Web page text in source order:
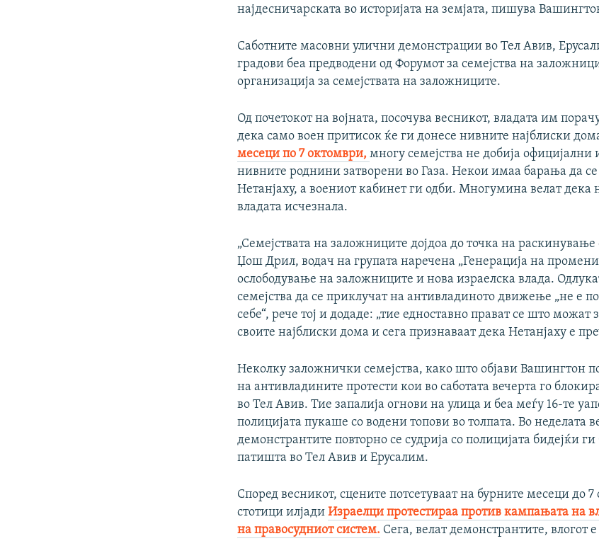
најдесничарската во историјата на земјата, пишува
Саботните масовни улични демонстрации во Тел Авив,
градови беа предводени од Форумот за семејства на
организација за семејствата на заложниците.
Од почетокот на војната, посочува весникот, владата им
дека само воен притисок ќе ги донесе нивните најблиски
месеци по 7 октомври,многу семејства не добија
нивните роднини затворени во Газа. Некои имаа барања да се
Нетанјаху, а воениот кабинет ги одби. Многумина велат дека
владата исчезнала.
„Семејствата на заложниците дојдоа до точка на раскинување
Џош Дрил, водач на групата наречена „Генерација на
ослободување на заложниците и нова израелска влада.
семејства да се приклучат на антивладиното движење „не е
себе“, рече тој и додаде: „тие едноставно прават се што можат
своите најблиски дома и сега признаваат дека Нетанјаху е
Неколку заложнички семејства, како што објави Вашингтон
на антивладините протести кои во саботата вечерта го
во Тел Авив. Тие запалија огнови на улица и беа меѓу 16-те
полицијата пукаше со водени топови во толпата. Во неделата
демонстрантите повторно се судрија со полицијата бидејќи
патишта во Тел Авив и Ерусалим.
Според весникот, сцените потсетуваат на бурните месеци до
стотици илјадиИзраелци протестираа против кампањата на
на правосудниот систем. Сега, велат демонстрантите, влогот